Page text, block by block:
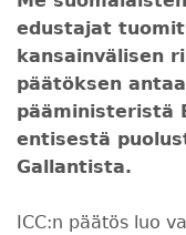
edustajat t
kansainvälisen
päätöksen
pääministeristä
entisestä
Gallantista.
ICC:n päätös luo